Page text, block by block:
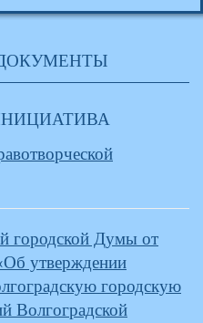
городской Думы от
утверждении
городскую
Волгоградской